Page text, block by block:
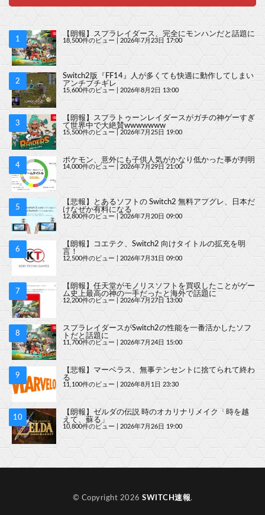
【朗報】スプラレイダース、完全にモンハンだと話題に
18,500件のビュー 2026年7月23日 17:00
Switch2版『FF14』人が多くても快適に動作してしまい
アンチブチギレ
15,600件のビュー |2026年8月2日 13:00
【朗報】スプラトゥーンレイダースがガチの神ゲーすぎ
て世界中で大絶賛wwwwwww
15,500件のビュー 2026年7月25日 19:00
ポケモン、意外にも子供人気がかなり低かった事が判明
14,000件のビュー 2026年7月29日 21:00
【悲報】とあるソフトの Switch2 無料アプグレ、日本だ
けなぜか有料になる
12,800件のビュー 2026年7月20日 09:00
【朗報】コエテク、Switch2 向けタイトルの拡充を明
言！
12,500件のビュー |2026年7月31日 09:00
【朗報】任天堂がモノリスソフトを買収したことがゲー
ム史上最高の神の一手だったと海外で話題に
12,200件のビュー 2026年7月27日 13:00
スプラレイダースがSwitch2の性能を一番活かしたソフ
トだと話題に
11,700件のビュー|2026年7月24日 15:00
【悲報】マーベラス、無事テンセントに捨てられて終わ
る
11,100件のビュー 2026年8月1日 23:30
【朗報】ゼルダの伝説 時のオカリナリメイク「時を越
えて、蘇る」
10,800件のビュー 2026年7月26日 19:00
© Copyright 2026 SWITCH速報.